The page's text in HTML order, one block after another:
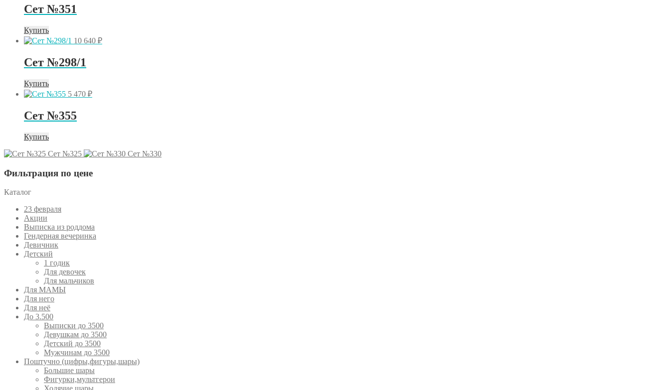
Сет №351
Купить
10 640 ₽
Сет №298/1
Купить
5 470 ₽
Сет №355
Купить
Сет №325
Сет №330
Фильтрация по цене
Каталог
23 февраля
Акции
Выписка из роддома
Гендерная вечеринка
Девичник
Детский
1 годик
Для девочек
Для мальчиков
Для МАМЫ
Для него
Для неё
До 3.500
Выписки до 3500
Девушкам до 3500
Детский до 3500
Мужчинам до 3500
Поштучно (цифры,фигуры,шары)
Большие шары
Фигурки,мультгерои